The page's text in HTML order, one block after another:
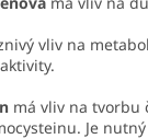
vliv na
má vliv na tvorbu
Je